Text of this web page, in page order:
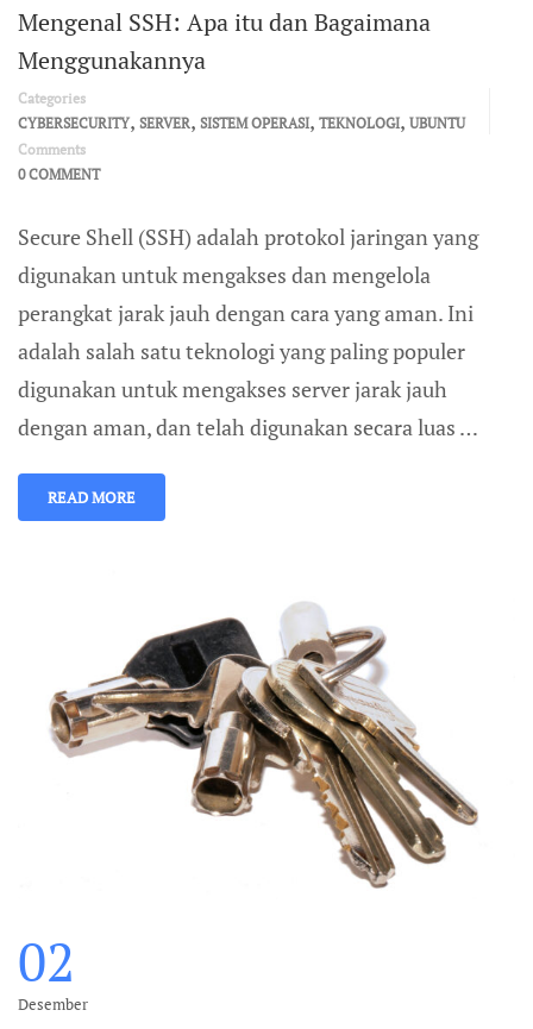
Mengenal SSH: Apa itu dan Bagaimana
Menggunakannya
Categories
CYBERSECURITY, SERVER, SISTEM OPERASI, TEKNOLOGI, UBUNTU
Comments
0 COMMENT
Secure Shell (SSH) adalah protokol jaringan yang
digunakan untuk mengakses dan mengelola
perangkat jarak jauh dengan cara yang aman. Ini
adalah salah satu teknologi yang paling populer
digunakan untuk mengakses server jarak jauh
dengan aman, dan telah digunakan secara luas …
READ MORE
02
Desember